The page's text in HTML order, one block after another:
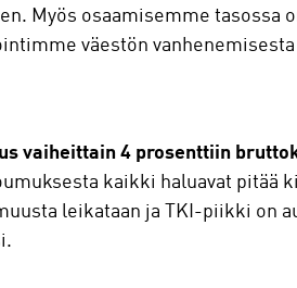
Myös osaamisemme tasossa
väestön
vaiheittain 4 prosenttiin
kaikki haluavat pitää
leikataan ja TKI-piikki on